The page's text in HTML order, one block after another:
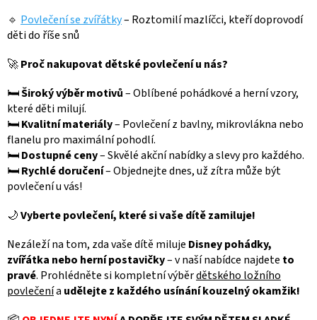
🔹 Povlečení se zvířátky– Roztomilí mazlíčci, kteří doprovodí
děti do říše snů
🚀Proč nakupovat dětské povlečení u nás?
🛏Široký výběr motivů– Oblíbené pohádkové a herní vzory,
které děti milují.
🛏Kvalitní materiály– Povlečení z bavlny, mikrovlákna nebo
flanelu pro maximální pohodlí.
🛏Dostupné ceny– Skvělé akční nabídky a slevy pro každého.
🛏Rychlé doručení– Objednejte dnes, už zítra může být
povlečení u vás!
🌙Vyberte povlečení, které si vaše dítě zamiluje!
Nezáleží na tom, zda vaše dítě miluje Disney pohádky,
zvířátka nebo herní postavičky– v naší nabídce najdete to
pravé. Prohlédněte si kompletní výběrdětského ložního
povlečenía udělejte z každého usínání kouzelný okamžik!